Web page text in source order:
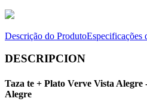
Descrição do ProdutoEspecificações
DESCRIPCION
Taza te + Plato Verve Vista Alegre
Alegre